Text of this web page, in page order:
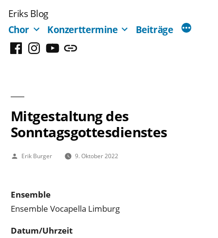
Inhalt
springen
Eriks Blog
Chor
Konzerttermine Beiträge
FacebookInstagram
YouTubeMastodon
Mitgestaltung des
Sonntagsgottesdienstes
Veröffentlicht
Erik Burger 9. Oktober 2022
Ensemble
Ensemble Vocapella Limburg
Datum/Uhrzeit